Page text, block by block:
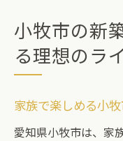
小牧市の新
る理想のラ
家族で楽しめる小
愛知県小牧市は、家